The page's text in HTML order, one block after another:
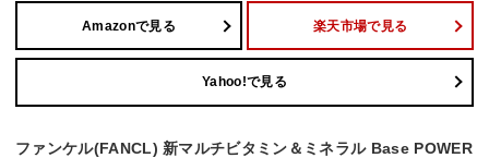
Amazonで見る 楽天市場で見る
Yahoo!で見る
ファンケル(FANCL) 新マルチビタミン＆ミネラル Base POWER